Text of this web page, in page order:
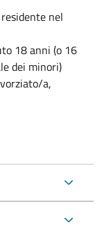
nel
18 anni (o 16
dei minori)
a,